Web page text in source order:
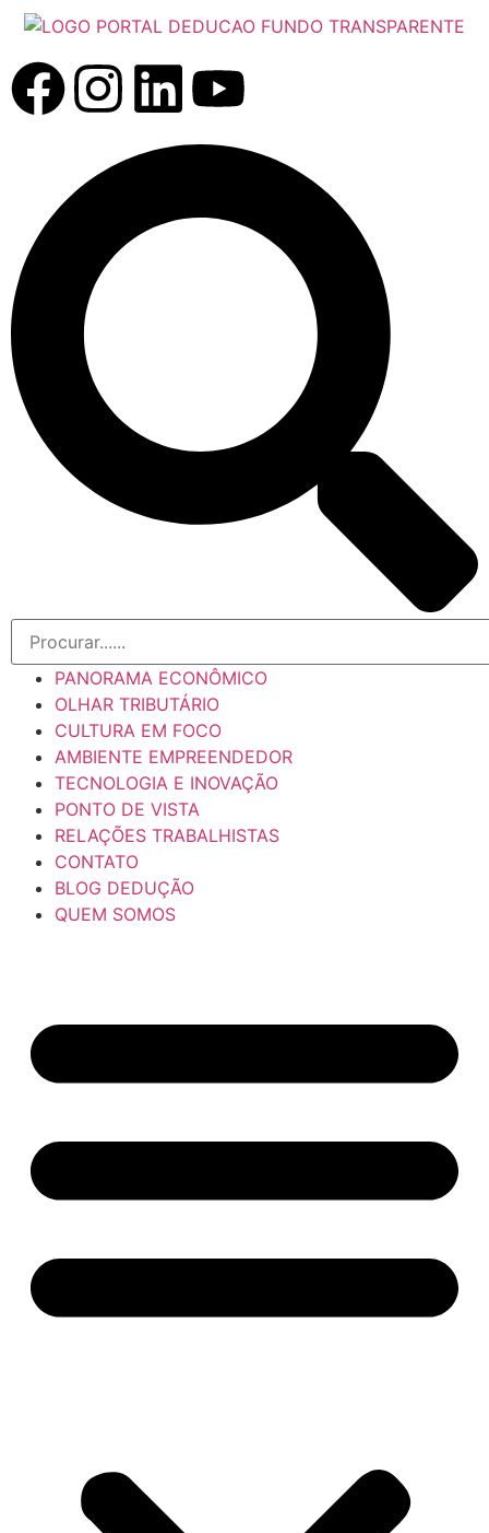
PANORAMA ECONÔMICO
OLHAR TRIBUTÁRIO
CULTURA EM FOCO
AMBIENTE EMPREENDEDOR
TECNOLOGIA E INOVAÇÃO
PONTO DE VISTA
RELAÇÕES TRABALHISTAS
CONTATO
BLOG DEDUÇÃO
QUEM SOMOS